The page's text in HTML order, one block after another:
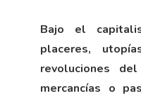
Bajo el
placeres,
revoluciones
mercancías o